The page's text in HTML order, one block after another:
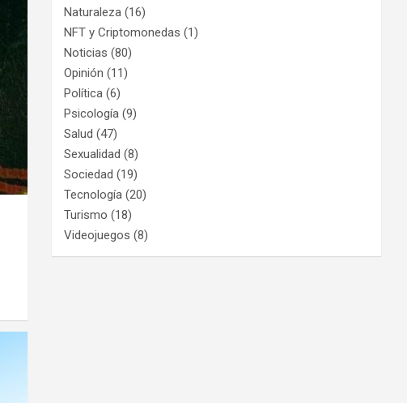
Naturaleza (16)
NFT y Criptomonedas (1)
Noticias (80)
Opinión (11)
Política (6)
Psicología (9)
Salud (47)
Sexualidad (8)
Sociedad (19)
Tecnología (20)
Turismo (18)
Videojuegos (8)